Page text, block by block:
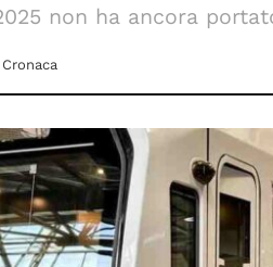
non ha ancora
Cronaca